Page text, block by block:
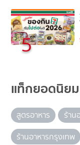
5
แท็กยอดนิยม
สูตรอาหาร ร้าน
ร้านอาหารกรุงเทพ